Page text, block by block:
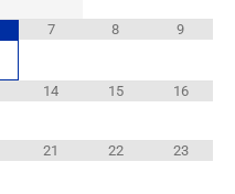
7 8 9
14 15 16
21 22 23